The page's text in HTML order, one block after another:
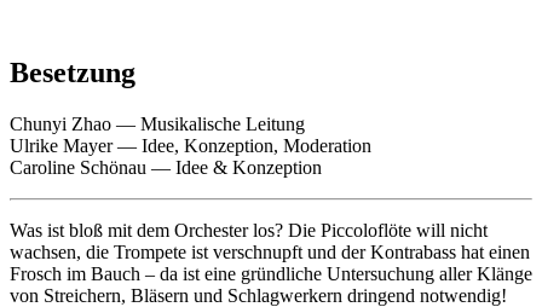
Besetzung
Chunyi Zhao — Musikalische Leitung
Ulrike Mayer— Idee, Konzeption, Moderation
Caroline Schönau — Idee & Konzeption
Was ist bloß mit dem Orchester los? Die Piccoloflöte will nicht
wachsen, die Trompete ist verschnupft und der Kontrabass hat einen
Frosch im Bauch – da ist eine gründliche Untersuchung aller Klänge
von Streichern, Bläsern und Schlagwerkern dringend notwendig!